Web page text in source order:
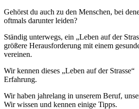
Gehörst du auch zu den Menschen, bei
oftmals darunter leiden?
Ständig unterwegs, ein „Leben auf der
größere Herausforderung mit einem
vereinen.
Wir kennen dieses „Leben auf der
Erfahrung.
Wir haben jahrelang in unserem Beruf,
Wir wissen und kennen einige Tipps.